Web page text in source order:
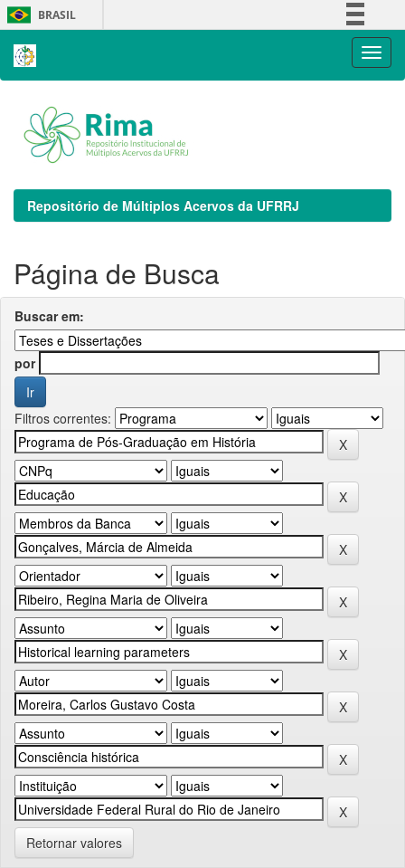
Skip
navigation
BRASIL
Repositório de Múltiplos Acervos da UFRRJ
Página de Busca
Buscar em:
por
Filtros correntes:
Retornar valores